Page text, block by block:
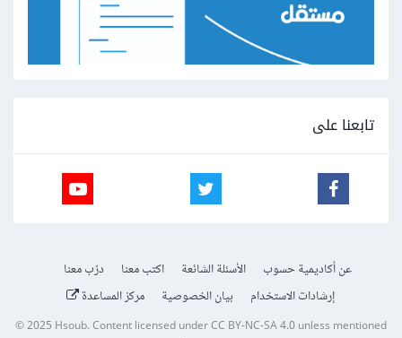
تابعنا على
عن أكاديمية حسوب الأسئلة الشائعة اكتب معنا
درّب معنا
إرشادات الاستخدام
بيان الخصوصية مركز المساعدة
© 2025Hsoub.Content licensed underCC BY-NC-SA 4.0unless mentioned